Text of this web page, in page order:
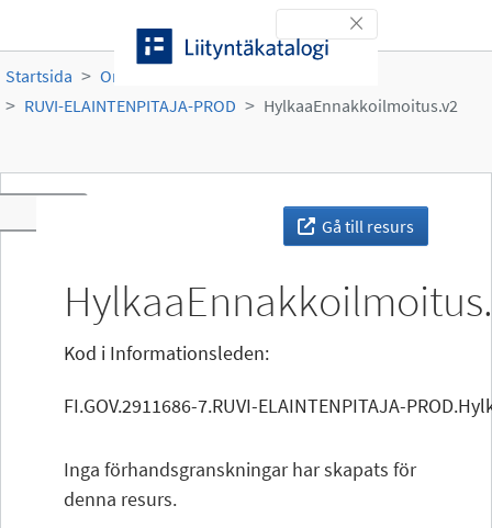
Toggle navigation
Startsida Organisationer
RUVI-ELAINTENPITAJA-PROD
HylkaaEnnakkoilmoitus.v2
Gå till resurs
Kod i Informationsleden:
FI.GOV.2911686-7.RUVI-ELAINTENPITAJA-
Inga förhandsgranskningar har skapats för
denna resurs.